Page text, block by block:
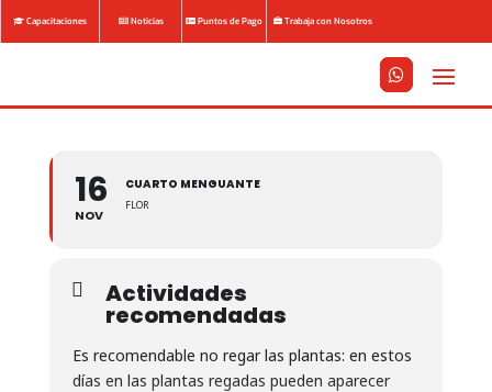
Capacitaciones Noticias Puntos de Pago Trabaja con Nosotros



16
NOV
CUARTO MENGUANTE
FLOR
Actividades
recomendadas
Es recomendable no regar las plantas: en estos
días en las plantas regadas pueden aparecer